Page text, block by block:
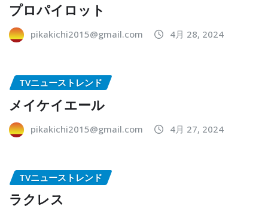
プロパイロット
pikakichi2015@gmail.com 4月 28, 2024
TVニューストレンド
メイケイエール
pikakichi2015@gmail.com 4月 27, 2024
TVニューストレンド
ラクレス